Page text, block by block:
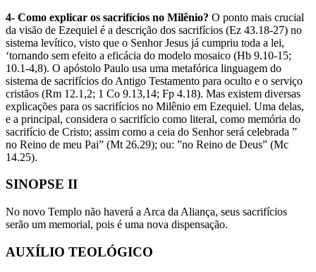
4- Como explicar os sacrifícios no Milênio? O ponto mais crucial
da visão de Ezequiel é a descrição dos sacrifícios (Ez 43.18-27) no
sistema levítico, visto que o Senhor Jesus já cumpriu toda a lei,
‘tornando sem efeito a eficácia do modelo mosaico (Hb 9.10-15;
10.1-4,8). O apóstolo Paulo usa uma metafórica linguagem do
sistema de sacrifícios do Antigo Testamento para oculto e o serviço
cristãos (Rm 12.1,2; 1 Co 9.13,14; Fp 4.18). Mas existem diversas
explicações para os sacrifícios no Milênio em Ezequiel. Uma delas,
e a principal, considera o sacrifício como literal, como memória do
sacrifício de Cristo; assim como a ceia do Senhor será celebrada ”
no Reino de meu Pai” (Mt 26.29); ou: ”no Reino de Deus” (Mc
14.25).
SINOPSE II
No novo Templo não haverá a Arca da Aliança, seus sacrifícios
serão um memorial, pois é uma nova dispensação.
AUXÍLIO TEOLÓGICO